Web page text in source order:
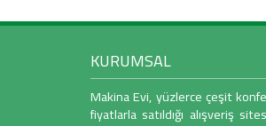
» Dikiş Aparatları
» Dikiş İğneleri
» Dikiş İplikleri
KURUMSAL
Makina Evi, yüzlerce çeşit
fiyatlarla satıldığı alışveriş